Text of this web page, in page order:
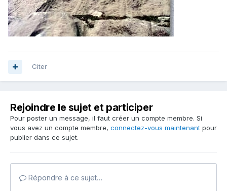
Citer
Rejoindre le sujet et participer
Pour poster un message, il faut créer un compte membre. Si
vous avez un compte membre, connectez-vous maintenant pour
publier dans ce sujet.
Répondre à ce sujet…